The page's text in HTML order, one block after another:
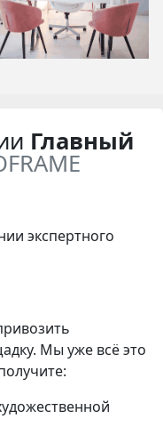
Главный
экспертного
Мы уже всё это